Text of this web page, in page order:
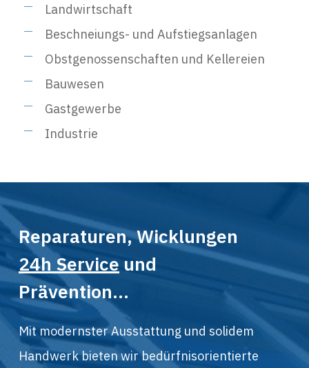
Landwirtschaft
Beschneiungs- und Aufstiegsanlagen
Obstgenossenschaften und Kellereien
Bauwesen
Gastgewerbe
Industrie
Reparaturen, Wicklungen
24h Service und
Prävention…
Mit modernster Ausstattung und solidem
Handwerk bieten wir bedürfnisorientierte